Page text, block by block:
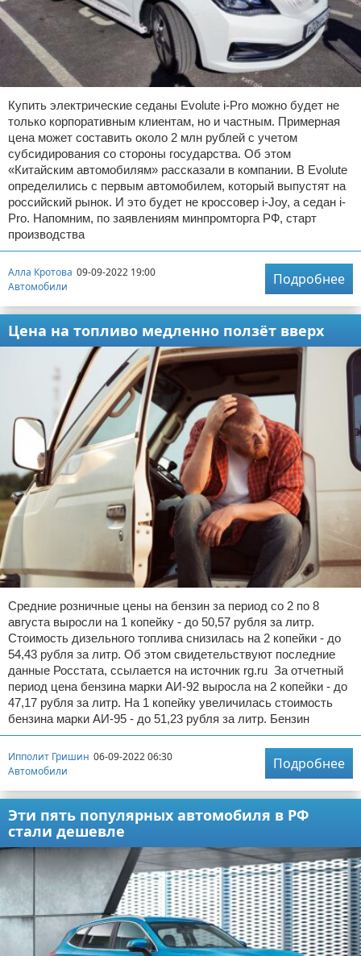
Купить электрические седаны Evolute i-Pro можно будет не
только корпоративным клиентам, но и частным. Примерная
цена может составить около 2 млн рублей с учетом
субсидирования со стороны государства. Об этом
«Китайским автомобилям» рассказали в компании. В Evolute
определились с первым автомобилем, который выпустят на
российский рынок. И это будет не кроссовер i-Joy, а седан i-
Pro. Напомним, по заявлениям минпромторга РФ, старт
производства
Алла Кротова 09-09-2022 19:00
Автомобили
Подробнее
Цена на топливо медленно ползёт вверх
Средние розничные цены на бензин за период со 2 по 8
августа выросли на 1 копейку - до 50,57 рубля за литр.
Стоимость дизельного топлива снизилась на 2 копейки - до
54,43 рубля за литр. Об этом свидетельствуют последние
данные Росстата, ссылается на источник rg.ru За отчетный
период цена бензина марки АИ-92 выросла на 2 копейки - до
47,17 рубля за литр. На 1 копейку увеличилась стоимость
бензина марки АИ-95 - до 51,23 рубля за литр. Бензин
Ипполит Гришин 06-09-2022 06:30
Автомобили
Подробнее
Эти пять популярных автомобиля в РФ
стали дешевле